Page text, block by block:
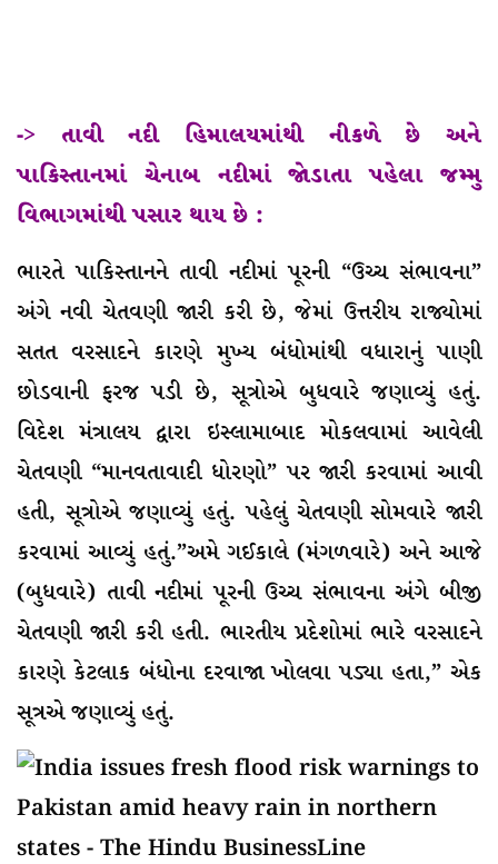
-> તાવી નદી હિમાલયમાંથી નીકળે છે અને
પાકિસ્તાનમાં ચેનાબ નદીમાં જોડાતા પહેલા જમ્મુ
વિભાગમાંથી પસાર થાય છે :
ભારતે પાકિસ્તાનને તાવી નદીમાં પૂરની “ઉચ્ચ સંભાવના”
અંગે નવી ચેતવણી જારી કરી છે, જેમાં ઉત્તરીય રાજ્યોમાં
સતત વરસાદને કારણે મુખ્ય બંધોમાંથી વધારાનું પાણી
છોડવાની ફરજ પડી છે, સૂત્રોએ બુધવારે જણાવ્યું હતું.
વિદેશ મંત્રાલય દ્વારા ઇસ્લામાબાદ મોકલવામાં આવેલી
ચેતવણી “માનવતાવાદી ધોરણો” પર જારી કરવામાં આવી
હતી, સૂત્રોએ જણાવ્યું હતું. પહેલું ચેતવણી સોમવારે જારી
કરવામાં આવ્યું હતું.”અમે ગઈકાલે (મંગળવારે) અને આજે
(બુધવારે) તાવી નદીમાં પૂરની ઉચ્ચ સંભાવના અંગે બીજી
ચેતવણી જારી કરી હતી. ભારતીય પ્રદેશોમાં ભારે વરસાદને
કારણે કેટલાક બંધોના દરવાજા ખોલવા પડ્યા હતા,” એક
સૂત્રએ જણાવ્યું હતું.